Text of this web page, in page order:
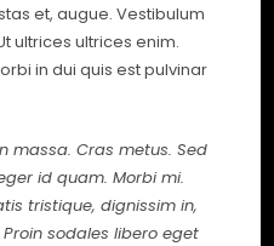
et, augue. Vestibulum
ultrices ultrices enim.
in dui quis est pulvinar
massa. Cras metus. Sed
id quam. Morbi mi.
tristique, dignissim in,
sodales libero eget